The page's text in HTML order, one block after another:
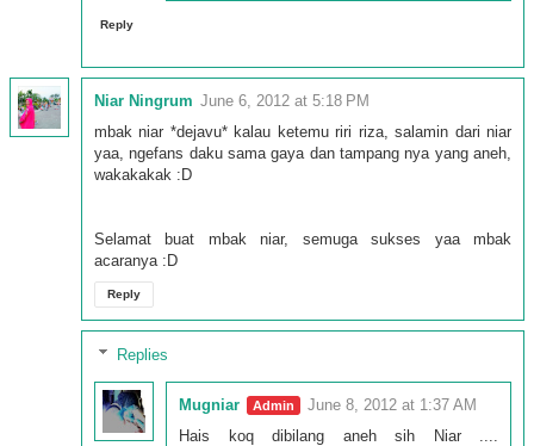
Reply
Niar Ningrum June 6, 2012 at 5:18 PM
mbak niar *dejavu* kalau ketemu riri riza, salamin dari niar
yaa, ngefans daku sama gaya dan tampang nya yang aneh,
wakakakak :D
Selamat buat mbak niar, semuga sukses yaa mbak
acaranya :D
Reply
Replies
Mugniar
June 8, 2012 at 1:37 AM
Hais koq dibilang aneh sih Niar ....